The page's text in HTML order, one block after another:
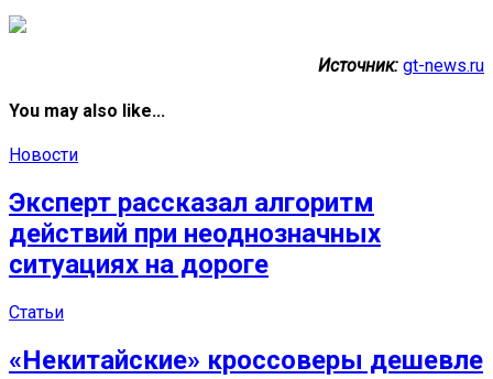
Источник: gt-news.ru
You may also like...
Новости
Эксперт рассказал алгоритм
действий при неоднозначных
ситуациях на дороге
Статьи
«Некитайские» кроссоверы дешевле